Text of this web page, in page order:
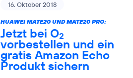
16. Oktober 2018
HUAWEI MATE20 UND MATE20 PRO:
Jetzt bei O2
vorbestellen und ein
gratis Amazon Echo
Produkt sichern